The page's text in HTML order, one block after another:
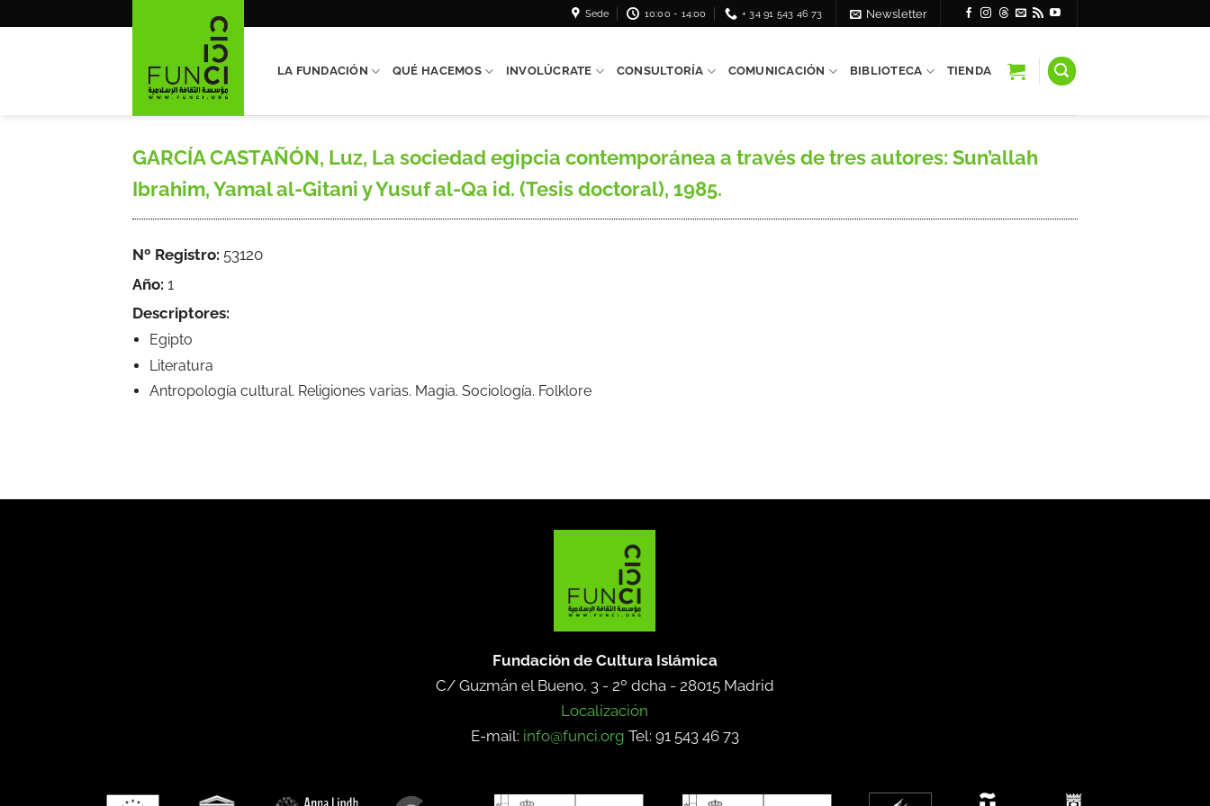
Sede 10:00 - 14:00 + 34 91 543 46 73 Newsletter
LA FUNDACIÓN QUÉ HACEMOS INVOLÚCRATE CONSULTORÍA COMUNICACIÓN BIBLIOTECA TIENDA
GARCÍA CASTAÑÓN, Luz, La sociedad egipcia contemporánea a través de tres autores: Sun’allah
Ibrahim, Yamal al-Gitani y Yusuf al-Qa id. (Tesis doctoral), 1985.
Nº Registro: 53120
Año: 1
Descriptores:
Egipto
Literatura
Antropología cultural. Religiones varias. Magia. Sociología. Folklore
Fundación de Cultura Islámica
C/ Guzmán el Bueno, 3 - 2º dcha - 28015 Madrid
Localización
E-mail: info@funci.org Tel: 91 543 46 73